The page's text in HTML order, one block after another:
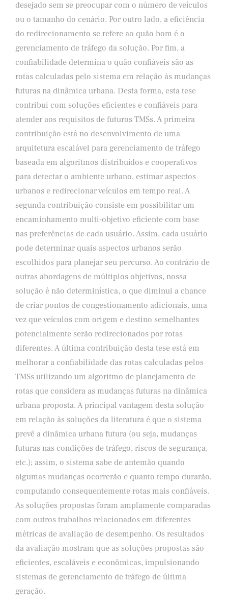
desejado sem se preocupar com o número de veículos
ou o tamanho do cenário. Por outro lado, a eficiência
do redirecionamento se refere ao quão bom é o
gerenciamento de tráfego da solução. Por fim, a
confiabilidade determina o quão confiáveis ​​são as
rotas calculadas pelo sistema em relação às mudanças
futuras na dinâmica urbana. Desta forma, esta tese
contribui com soluções eficientes e confiáveis ​​para
atender aos requisitos de futuros TMSs. A primeira
contribuição está no desenvolvimento de uma
arquitetura escalável para gerenciamento de tráfego
baseada em algoritmos distribuídos e cooperativos
para detectar o ambiente urbano, estimar aspectos
urbanos e redirecionar veículos em tempo real. A
segunda contribuição consiste em possibilitar um
encaminhamento multi-objetivo eficiente com base
nas preferências de cada usuário. Assim, cada usuário
pode determinar quais aspectos urbanos serão
escolhidos para planejar seu percurso. Ao contrário de
outras abordagens de múltiplos objetivos, nossa
solução é não determinística, o que diminui a chance
de criar pontos de congestionamento adicionais, uma
vez que veículos com origem e destino semelhantes
potencialmente serão redirecionados por rotas
diferentes. A última contribuição desta tese está em
melhorar a confiabilidade das rotas calculadas pelos
TMSs utilizando um algoritmo de planejamento de
rotas que considera as mudanças futuras na dinâmica
urbana proposta. A principal vantagem desta solução
em relação às soluções da literatura é que o sistema
prevê a dinâmica urbana futura (ou seja, mudanças
futuras nas condições de tráfego, riscos de segurança,
etc.); assim, o sistema sabe de antemão quando
algumas mudanças ocorrerão e quanto tempo durarão,
computando consequentemente rotas mais confiáveis.
As soluções propostas foram amplamente comparadas
com outros trabalhos relacionados em diferentes
métricas de avaliação de desempenho. Os resultados
da avaliação mostram que as soluções propostas são
eficientes, escaláveis e econômicas, impulsionando
sistemas de gerenciamento de tráfego de última
geração.